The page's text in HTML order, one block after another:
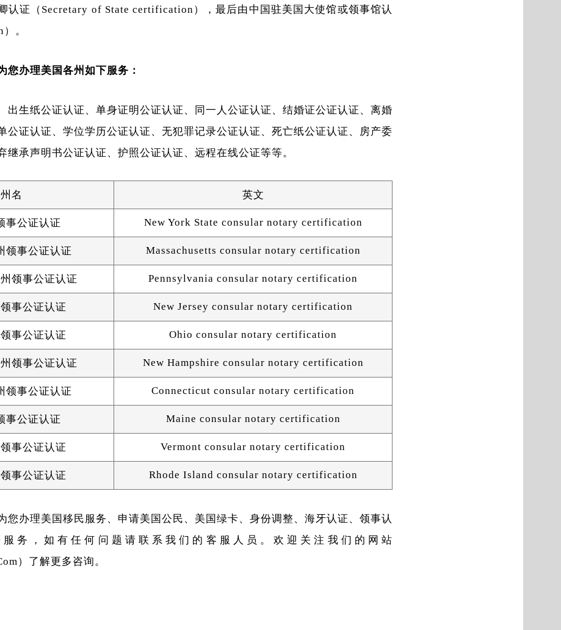
认证（Secretary of State certification），最后由中国驻美国大使馆或领事馆认
。
您办理美国各州如下服务：
出生纸公证认证、单身证明公证认证、同一人公证认证、结婚证公证认证、离婚
公证认证、学位学历公证认证、无犯罪记录公证认证、死亡纸公证认证、房产委
继承声明书公证认证、护照公证认证、远程在线公证等等。
州名 英文
事公证认证 New York State consular notary certification
领事公证认证 Massachusetts consular notary certification
领事公证认证 Pennsylvania consular notary certification
事公证认证 New Jersey consular notary certification
事公证认证 Ohio consular notary certification
领事公证认证 New Hampshire consular notary certification
领事公证认证 Connecticut consular notary certification
事公证认证 Maine consular notary certification
事公证认证 Vermont consular notary certification
事公证认证 Rhode Island consular notary certification
您办理美国移民服务、申请美国公民、美国绿卡、身份调整、海牙认证、领事认
务，如有任何问题请联系我们的客服人员。欢迎关注我们的网站
）了解更多咨询。